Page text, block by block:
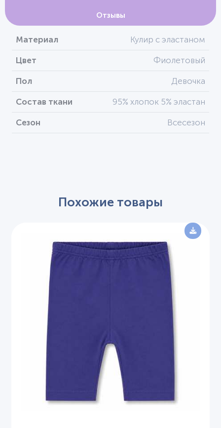
Отзывы
Материал Кулир с эластаном
Цвет Фиолетовый
Пол Девочка
Состав ткани 95% хлопок 5% эластан
Сезон Всесезон
Похожие товары